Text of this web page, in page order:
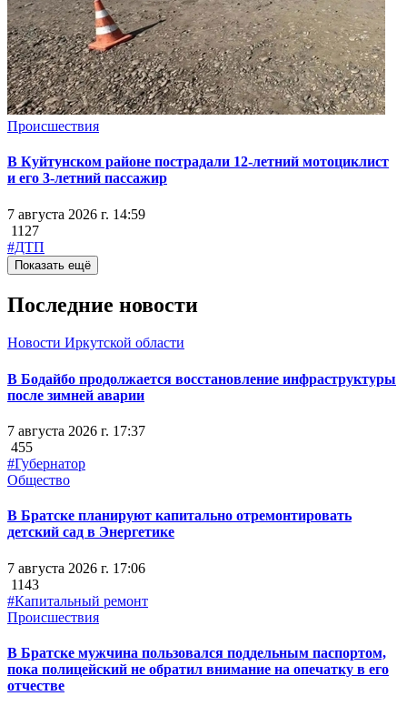
Происшествия
В Куйтунском районе пострадали 12-летний мотоциклист
и его 3-летний пассажир
7 августа 2026 г. 14:59
1127
#ДТП
Показать ещё
Последние новости
Новости Иркутской области
В Бодайбо продолжается восстановление инфраструктуры
после зимней аварии
7 августа 2026 г. 17:37
455
#Губернатор
Общество
В Братске планируют капитально отремонтировать
детский сад в Энергетике
7 августа 2026 г. 17:06
1143
#Капитальный ремонт
Происшествия
В Братске мужчина пользовался поддельным паспортом,
пока полицейский не обратил внимание на опечатку в его
отчестве